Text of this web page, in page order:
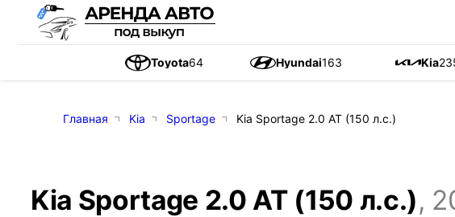
Toyota64 Hyundai163 Kia
Главная Kia Sportage Kia Sportage 2.0 AT (150 л.с.)
Kia Sportage 2.0 AT (150 л.с.),